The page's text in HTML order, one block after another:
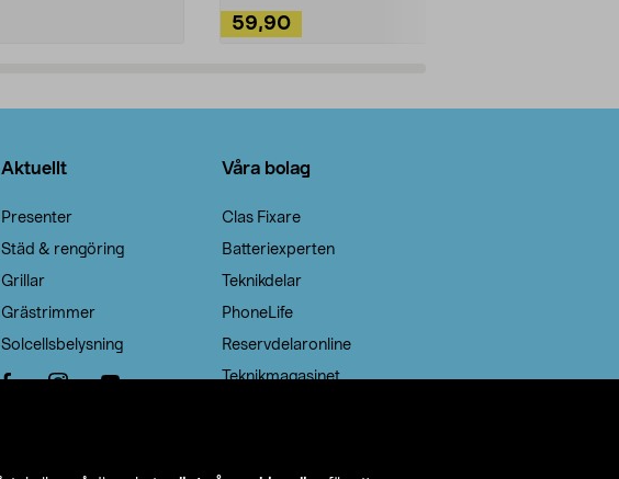
59,90
Aktuellt
Presenter
Städ & rengöring
Grillar
Grästrimmer
Solcellsbelysning
Våra bolag
Clas Fixare
Batteriexperten
Teknikdelar
PhoneLife
Reservdelaronline
Teknikmagasinet